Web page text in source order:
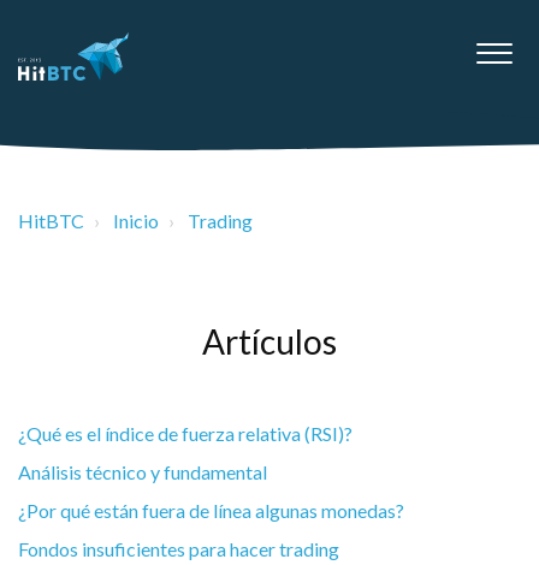
HitBTC Inicio Trading
Artículos
¿Qué es el índice de fuerza relativa (RSI)?
Análisis técnico y fundamental
¿Por qué están fuera de línea algunas monedas?
Fondos insuficientes para hacer trading